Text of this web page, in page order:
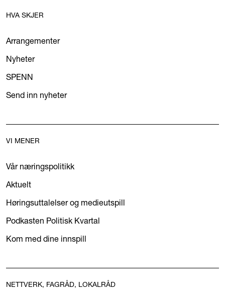
HVA SKJER
Arrangementer
Nyheter
SPENN
Send inn nyheter
VI MENER
Vår næringspolitikk
Aktuelt
Høringsuttalelser og medieutspill
Podkasten Politisk Kvartal
Kom med dine innspill
NETTVERK, FAGRÅD, LOKALRÅD